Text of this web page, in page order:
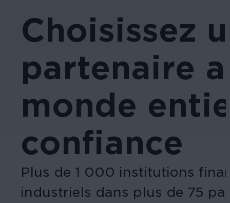
Choisissez
partenaire
monde
confiance
Plus de 1 000 institutions
industriels dans plus de 75